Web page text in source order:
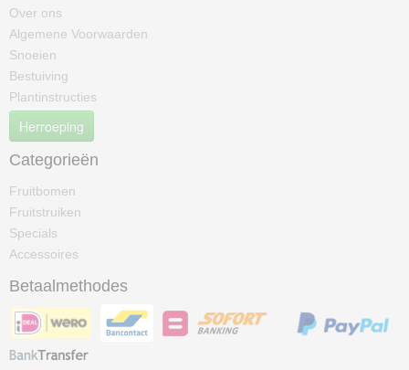
Over ons
Algemene Voorwaarden
Snoeien
Bestuiving
Plantinstructies
Herroeping
Categorieën
Fruitbomen
Fruitstruiken
Specials
Accessoires
Betaalmethodes